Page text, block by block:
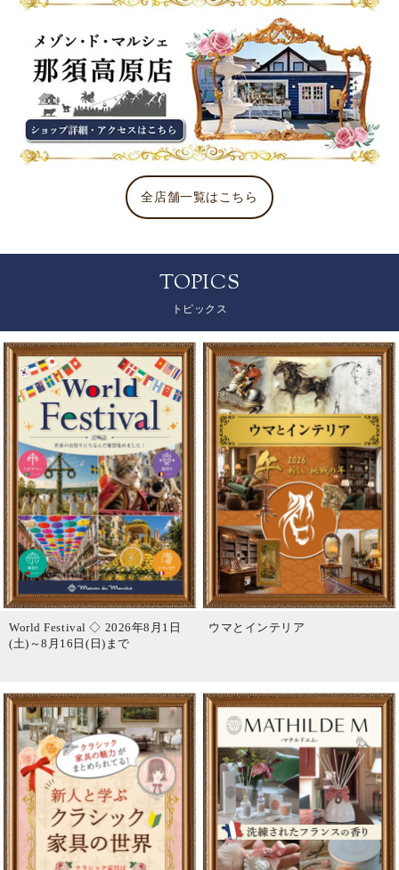
全店舗一覧はこちら
TOPICS
トピックス
World Festival ◇ 2026年8月1日
(土)～8月16日(日)まで
ウマとインテリア